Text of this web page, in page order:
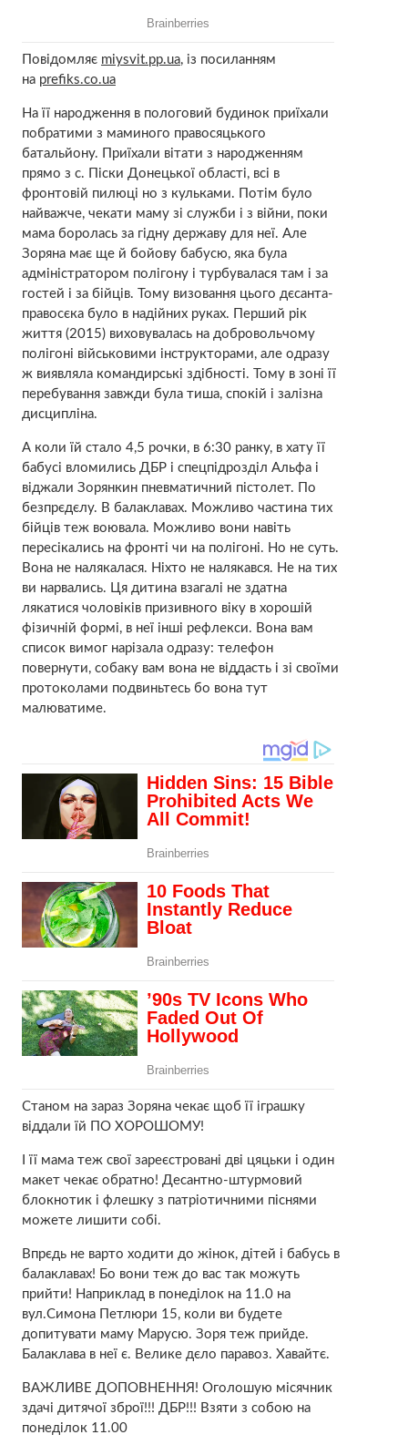
Повідомляє miysvit.pp.ua, із посиланням
на prefiks.co.ua
На її народження в пологовий будинок приїхали
побратими з маминого правосяцького
батальйону. Приїхали вітати з народженням
прямо з с. Піски Донецької області, всі в
фронтовій пилюці но з кульками. Потім було
найважче, чекати маму зі служби і з війни, поки
мама боролась за гідну державу для неї. Але
Зоряна має ще й бойову бабусю, яка була
адміністратором полігону і турбувалася там і за
гостей і за бійців. Тому визовання цього дєсанта-
правосєка було в надійних руках. Перший рік
життя (2015) виховувалась на добровольчому
полігоні військовими інструкторами, але одразу
ж виявляла командирські здібності. Тому в зоні її
перебування завжди була тиша, спокій і залізна
дисципліна.
А коли їй стало 4,5 рочки, в 6:30 ранку, в хату її
бабусі вломились ДБР і спецпідрозділ Альфа і
віджали Зорянкин пневматичний пістолет. По
безпрєдєлу. В балаклавах. Можливо частина тих
бійців теж воювала. Можливо вони навіть
пересікались на фронті чи на полігоні. Но не суть.
Вона не налякалася. Ніхто не налякався. Не на тих
ви нарвались. Ця дитина взагалі не здатна
лякатися чоловіків призивного віку в хорошій
фізичній формі, в неї інші рефлекси. Вона вам
список вимог нарізала одразу: телефон
повернути, собаку вам вона не віддасть і зі своїми
протоколами подвиньтесь бо вона тут
малюватиме.
Станом на зараз Зоряна чекає щоб її іграшку
віддали їй ПО ХОРОШОМУ!
І її мама теж свої зареєстровані дві цяцьки і один
макет чекає обратно! Десантно-штурмовий
блокнотик і флешку з патріотичними піснями
можете лишити собі.
Впрєдь не варто ходити до жінок, дітей і бабусь в
балаклавах! Бо вони теж до вас так можуть
прийти! Наприклад в понеділок на 11.0 на
вул.Симона Петлюри 15, коли ви будете
допитувати маму Марусю. Зоря теж прийде.
Балаклава в неї є. Велике дєло паравоз. Хавайтє.
ВАЖЛИВЕ ДОПОВНЕННЯ! Оголошую місячник
здачі дитячої зброї!!! ДБР!!! Взяти з собою на
понеділок 11.00